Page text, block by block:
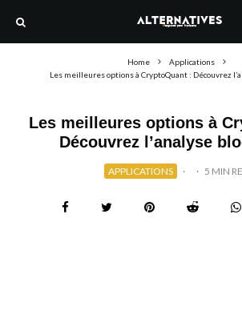
Home
Applications
Les meilleures options à CryptoQuant : Découvrez
Les meilleures options à
Découvrez l’analyse
APPLICATIONS · · 5 MIN